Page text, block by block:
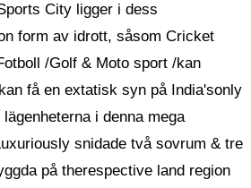
City ligger i dess
form av idrott, såsom Cricket
/Golf & Moto sport /kan
få en extatisk syn på India'sonly
i denna mega
snidade två sovrum & tre
på therespective land region